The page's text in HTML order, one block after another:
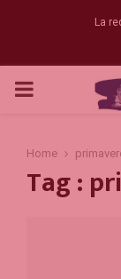
La
PRIMARY
Home
Tag :